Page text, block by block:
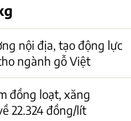
nội địa, tạo động lực
ngành gỗ Việt
đồng loạt, xăng
22.324 đồng/lít